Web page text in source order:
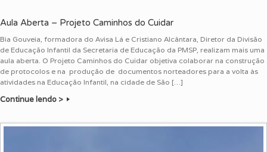
Aula Aberta – Projeto Caminhos do Cuidar
Bia Gouveia, formadora do Avisa Lá e Cristiano Alcântara, Diretor da Divisão
de Educação Infantil da Secretaria de Educação da PMSP, realizam mais uma
aula aberta. O Projeto Caminhos do Cuidar objetiva colaborar na construção
de protocolos e na produção de documentos norteadores para a volta às
atividades na Educação Infantil, na cidade de São […]
Continue lendo >